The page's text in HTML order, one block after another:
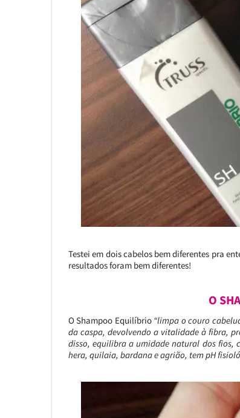
Testei em dois cabelos bem diferentes pra
resultados foram bem diferentes!
O
O Shampoo Equilíbrio“limpa o couro
da caspa, devolvendo a vitalidade à fibra,
disso, equilibra a umidade natural dos fios,
hera, quilaia, bardana e agrião, tem pH